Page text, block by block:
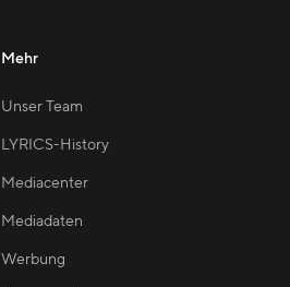
Mehr
Unser Team
LYRICS-History
Mediacenter
Mediadaten
Werbung